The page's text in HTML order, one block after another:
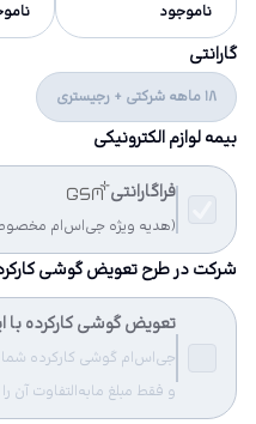
ناموجود
گارانتی
18 ماهه شرکتی + رجیستری
بیمه لوازم الکترونیکی
فراگارانتی
(هدیه ویژه جی‌اس‌ام
شرکت در طرح تعویض گوشی
تعویض گوشی کارکرده با
جی‌اس‌ام گوشی کارکرده شما
و فقط مبلغ مابه‌التفاوت آن